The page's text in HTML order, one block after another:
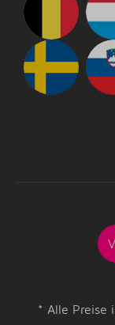
* Alle Preise